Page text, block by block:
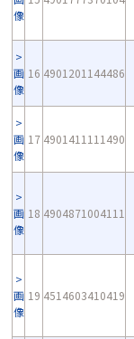
像
画
像
16 4901201144486
画
像
17 4901411111490
画
像
18 4904871004111
画
像
19 4514603410419